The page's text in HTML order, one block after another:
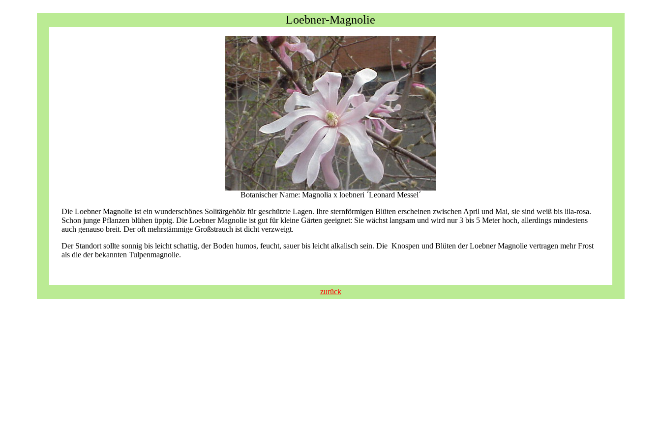
Loebner-Magnolie
Botanischer Name: Magnolia x loebneri ´Leonard Messel´
Die Loebner Magnolie ist ein wunderschönes Solitärgehölz für geschützte Lagen. Ihre sternförmigen Blüten erscheinen zwischen April und Mai, sie sind weiß bis lila-rosa.
Schon junge Pflanzen blühen üppig. Die Loebner Magnolie ist gut für kleine Gärten geeignet: Sie wächst langsam und wird nur 3 bis 5 Meter hoch, allerdings mindestens
auch genauso breit. Der oft mehrstämmige Großstrauch ist dicht verzweigt.
Der Standort sollte sonnig bis leicht schattig, der Boden humos, feucht, sauer bis leicht alkalisch sein. Die Knospen und Blüten der Loebner Magnolie vertragen mehr Frost
als die der bekannten Tulpenmagnolie.
zurück